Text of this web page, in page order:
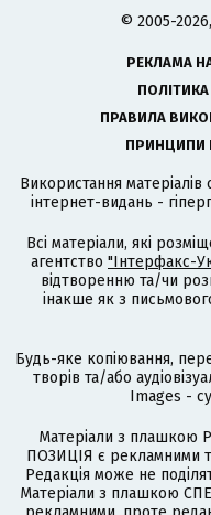
© 2005-
РЕКЛАМА
ПРАВИЛА
ПРИНЦИПИ
Використання
інтернет-видань -
Всі матеріали, які
агентство "Інтерфакс-
відтворенню та/чи
інакше як з
Будь-яке копіювання,
творів та/або
Images -
Матеріали з плашкою
ПОЗИЦІЯ є рекламними
Редакція може не
Матеріали з плашкою